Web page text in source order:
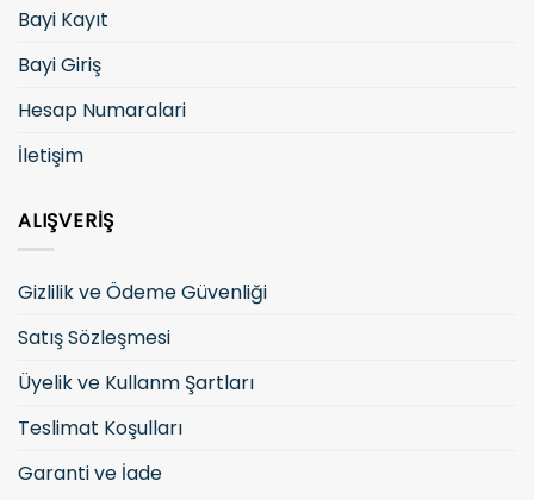
Bayi Kayıt
Bayi Giriş
Hesap Numaralari
İletişim
ALIŞVERIŞ
Gizlilik ve Ödeme Güvenliği
Satış Sözleşmesi
Üyelik ve Kullanm Şartları
Teslimat Koşulları
Garanti ve İade